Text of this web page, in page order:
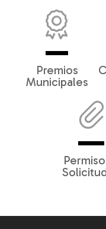
Premios
Municipales